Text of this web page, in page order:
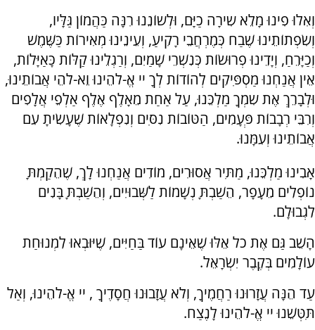
וְאִלוּ פִינוּ מָלֵא שִירָה כַיָּם, וּלְשוֹנֵנוּ רִנָּה כַּהֲמוֹן גַּלָּיו,
וְשִׂפְתוֹתֵינוּ שֶׁבַח כְּמֶרְחֲבֵי רָקִיעַ, וְעֵינֵינוּ מְאִירוֹת כַּשֶּׁמֶשׁ
וְכַיָּרֵחַ, וְיָדֵינוּ פְרוּשׂוֹת כְּנִשְׁרֵי שָׁמַיִם, וְרַגְלֵינוּ קַלּוֹת כָּאַיָּלוֹת,
אֵין אֲנַחְנוּ מַסְפִּיקִים לְהוֹדוֹת לְךָ יי אֱ-לֹהֵינוּ וֵא-לֹהֵי אֲבוֹתֵינוּ,
וּלְבָרֵךְ אֶת שִמְךָ מַלְכֵּנוּ, עַל אַחַת מֵאָלֶף אֶלֶף אַלְפֵי אֲלָפִים
וְרִבֵּי רְבָבוֹת פְּעָמִים, הַטּוֹבוֹת נִסִּים וְנִפְלָאוֹת שֶׁעָשִׂיתָ עִם
אֲבוֹתֵינוּ וְעִמָּנוּ.
אָבִינוּ מַלְכֵּנוּ, מַתִּיר אֲסוּרִים, מוֹדִים אֲנַחְנוּ לָךְ, שֶׁהֵקַמְתָּ
נוֹפְלִים מֵעָפָר, הֵשַׁבְתָּ נְשָׁמוֹת לַשְּׁבוּיִים, וְהֵשַׁבְתָּ בָּנִים
לִגְבוּלָם.
הָשֵׁב גַּם אֶת כל אֵלּוּ שֶׁאֵינָם עוֹד בַּחַיִּים, שֶׁיּוּבְאוּ לִמְנוּחַת
עוֹלָמִים בְּקֶבֶר יִשְׂרָאֵל.
עַד הֵנָּה עֲזָרוּנוּ רַחֲמֶיךָ, וְלֹא עֲזָבוּנוּ חֲסָדֶיךָ , יי אֱ-לֹהֵינוּ, וְאַל
תִּטְּשֵׁנוּ יי אֱ-לֹהֵינוּ לָנֶצַח.